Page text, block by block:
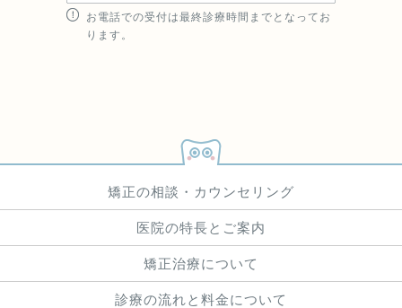
お電話での受付は最終診療時間までとなってお
ります。
矯正の相談・カウンセリング
医院の特長とご案内
矯正治療について
診療の流れと料金について